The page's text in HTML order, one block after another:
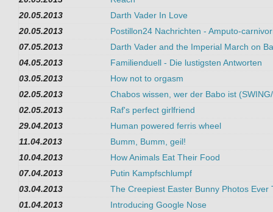
20.05.2013
Darth Vader In Love
20.05.2013
Postillon24 Nachrichten - Amputo-
07.05.2013
Darth Vader and the Imperial March on
04.05.2013
Familienduell - Die lustigsten Antworten
03.05.2013
How not to orgasm
02.05.2013
Chabos wissen, wer der Babo ist
02.05.2013
Raf's perfect girlfriend
29.04.2013
Human powered ferris wheel
11.04.2013
Bumm, Bumm, geil!
10.04.2013
How Animals Eat Their Food
07.04.2013
Putin Kampfschlumpf
03.04.2013
The Creepiest Easter Bunny Photos Ever
01.04.2013
Introducing Google Nose